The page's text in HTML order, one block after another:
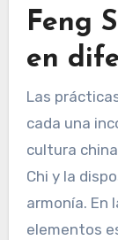
Feng
en
Las
cada una
cultura
Chi y la
armonía. En
elementos